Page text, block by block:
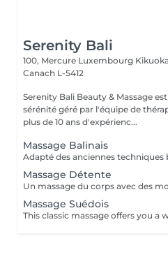
Serenity Bali
100, Mercure Luxembourg
Canach L-5412
Serenity Bali Beauty & Massage
sérénité géré par l'équipe de
plus de 10 ans d'expérienc...
Massage Balinais
Massage Détente
Massage Suédois